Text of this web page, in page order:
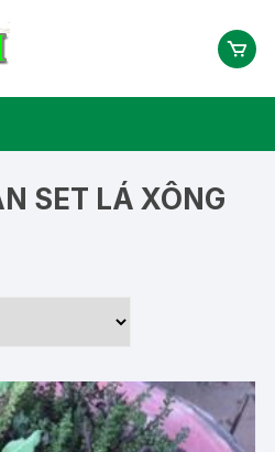
SET LÁ XÔNG